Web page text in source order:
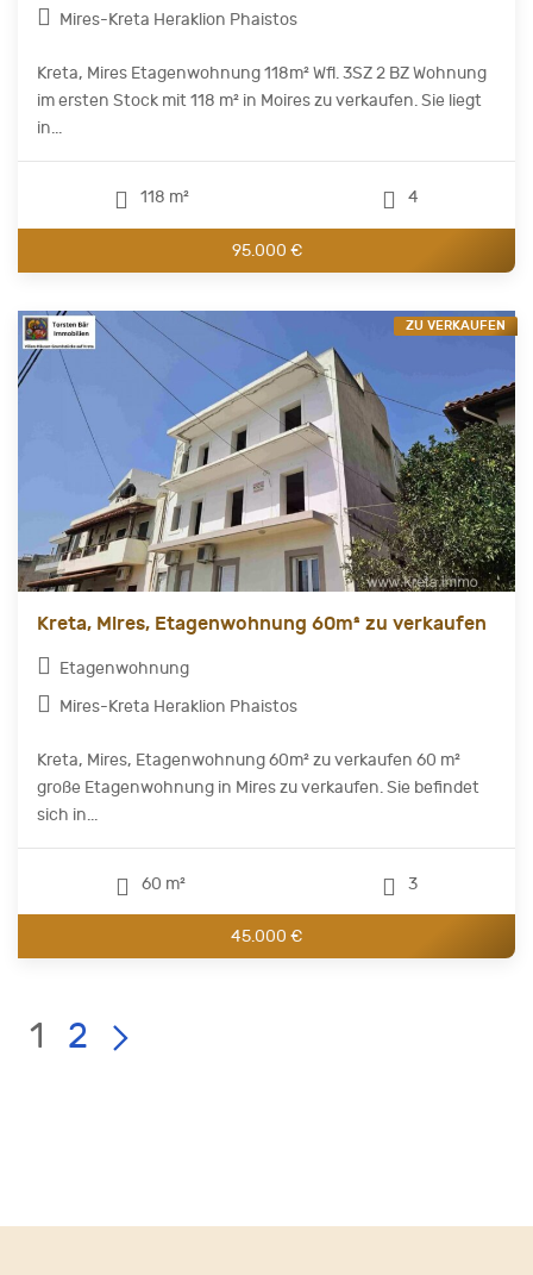
Mires-Kreta Heraklion Phaistos
Kreta, Mires Etagenwohnung 118m² Wfl. 3SZ 2 BZ Wohnung
im ersten Stock mit 118 m² in Moires zu verkaufen. Sie liegt
in...
118 m² 4
95.000 €
Kreta, Mires, Etagenwohnung 60m² zu verkaufen
Etagenwohnung
Mires-Kreta Heraklion Phaistos
Kreta, Mires, Etagenwohnung 60m² zu verkaufen 60 m²
große Etagenwohnung in Mires zu verkaufen. Sie befindet
sich in...
60 m² 3
45.000 €
ZU VERKAUFEN
LIST
Page:
1 2